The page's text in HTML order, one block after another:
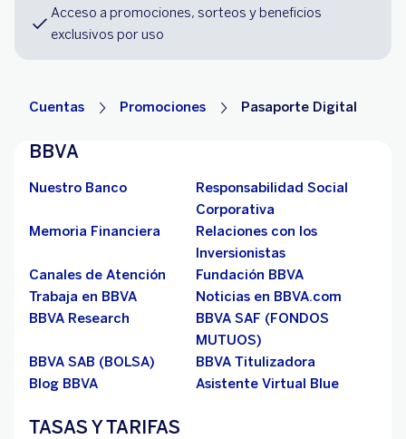
Acceso a promociones, sorteos y beneficios
exclusivos por uso
Cuentas Promociones Pasaporte Digital
BBVA
Nuestro Banco
Responsabilidad Social
Corporativa
Memoria Financiera
Relaciones con los
Inversionistas
Canales de Atención
Fundación BBVA
Trabaja en BBVA
Noticias en BBVA.com
BBVA Research
BBVA SAF (FONDOS
MUTUOS)
BBVA SAB (BOLSA)
BBVA Titulizadora
Blog BBVA
Asistente Virtual Blue
TASAS Y TARIFAS